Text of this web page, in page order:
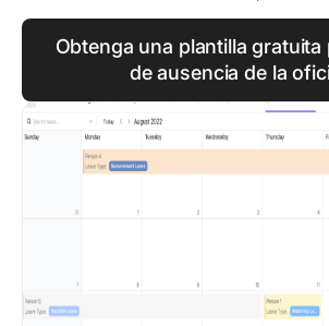
Obtenga una plantilla gratuita
de ausencia de la